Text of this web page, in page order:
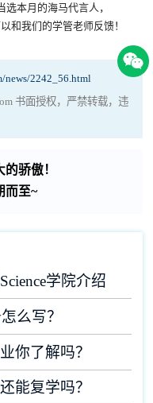
本月的海马代言人，
和我们的学管老师反馈！
news/2242_56.html
书面授权，严禁转载，违
骄傲！
而至~
学院介绍
么写？
你了解吗？
能复学吗？